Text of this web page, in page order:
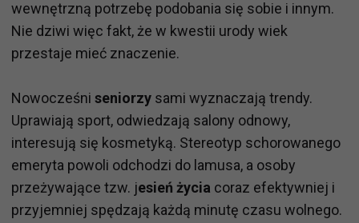
wewnętrzną potrzebę podobania się sobie i innym.
Nie dziwi więc fakt, że w kwestii urody wiek
przestaje mieć znaczenie.
Nowocześni seniorzy sami wyznaczają trendy.
Uprawiają sport, odwiedzają salony odnowy,
interesują się kosmetyką. Stereotyp schorowanego
emeryta powoli odchodzi do lamusa, a osoby
przeżywające tzw. jesień życia coraz efektywniej i
przyjemniej spędzają każdą minutę czasu wolnego.